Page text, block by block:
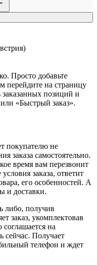
Просто добавьте
перейдите на страницу
заказанных позиций и
«Быстрый заказ».
покупателю не
заказа самостоятельно.
время вам перезвонит
заказа, ответит
его особенностей. А
и доставки.
либо, получив
заказ, укомплектовав
на
сейчас. Получает
телефон и ждет